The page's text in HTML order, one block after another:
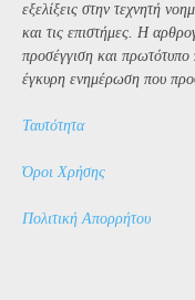
εξελίξεις στην τεχνητή
και τις επιστήμες. Η
προσέγγιση και πρωτότυπο
έγκυρη ενημέρωση που
Ταυτότητα
Όροι Χρήσης
Πολιτική Απορρήτου